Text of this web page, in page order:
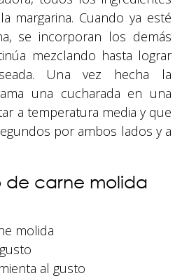
margarina. Cuando ya esté
se incorporan los demás
mezclando hasta lograr
Una vez hecha la
una cucharada en una
a temperatura media y que
por ambos lados y a
de carne molida
molida
al gusto